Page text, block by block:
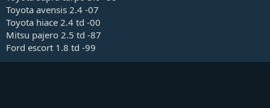
Toyota avensis 2.4 -07
Toyota hiace 2.4 td -00
Mitsu pajero 2.5 td -87
Ford escort 1.8 td -99